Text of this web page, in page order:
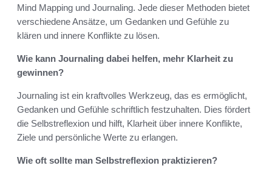
Mind Mapping und Journaling. Jede dieser Methoden bietet
verschiedene Ansätze, um Gedanken und Gefühle zu
klären und innere Konflikte zu lösen.
Wie kann Journaling dabei helfen, mehr Klarheit zu
gewinnen?
Journaling ist ein kraftvolles Werkzeug, das es ermöglicht,
Gedanken und Gefühle schriftlich festzuhalten. Dies fördert
die Selbstreflexion und hilft, Klarheit über innere Konflikte,
Ziele und persönliche Werte zu erlangen.
Wie oft sollte man Selbstreflexion praktizieren?